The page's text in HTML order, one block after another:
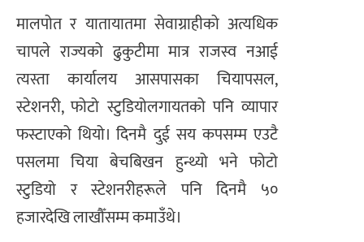
मालपोत र यातायातमा सेवाग्राहीको अत्यधिक
चापले राज्यको ढुकुटीमा मात्र राजस्व नआई
त्यस्ता कार्यालय आसपासका चियापसल,
स्टेशनरी, फोटो स्टुडियोलगायतको पनि व्यापार
फस्टाएको थियो। दिनमै दुई सय कपसम्म एउटै
पसलमा चिया बेचबिखन हुन्थ्यो भने फोटो
स्टुडियो र स्टेशनरीहरूले पनि दिनमै ५०
हजारदेखि लाखौँसम्म कमाउँथे।